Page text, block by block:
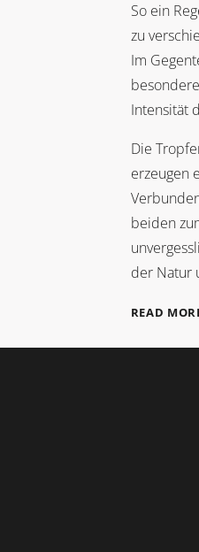
So ein
zu
Im
Intensität
Die
erzeugen
beiden
der Natur
READ